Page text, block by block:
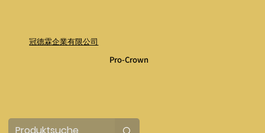
冠德霖企業有限公司
Pro-Crown